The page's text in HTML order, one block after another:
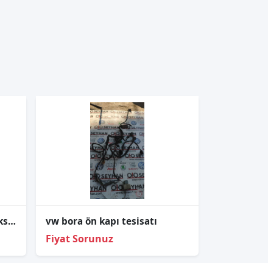
1K0971584L Passat B6 direksiyon airbag tesisatı vw bora ön kapı tesisatı
Fiyat Sorunuz